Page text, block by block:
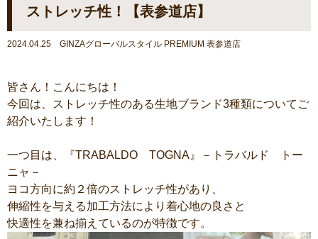
ストレッチ性！【表参道店】
2024.04.25 GINZAグローバルスタイル PREMIUM 表参道店
皆さん！こんにちは！
今回は、ストレッチ性のある生地ブランド3種類についてご
紹介いたします！
一つ目は、『TRABALDO TOGNA』－トラバルド トー
ニャ－
ヨコ方向に約２倍のストレッチ性があり、
伸縮性を与える加工方法により着心地の良さと
快適性を兼ね揃えているのが特徴です。